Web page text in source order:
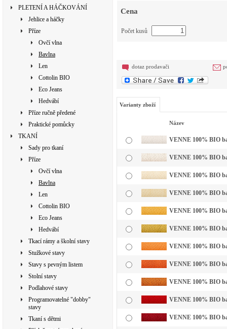
PLETENÍ A HÁČKOVÁNÍ
Jehlice a háčky
Příze
Ovčí vlna
Bavlna
Len
Cottolin BIO
Eco Jeans
Hedvábí
Příze ručně předené
Praktické pomůcky
TKANÍ
Sady pro tkaní
Příze
Ovčí vlna
Bavlna
Len
Cottolin BIO
Eco Jeans
Hedvábí
Tkací rámy a školní stavy
Stužkové stavy
Stavy s pevným listem
Stolní stavy
Podlahové stavy
Programovatelné "dobby"
stavy
Tkaní s dětmi
Cena
Počet kusů
dotaz prodavači
Varianty zboží
Název
VENNE 100% BIO
VENNE 100% BIO
VENNE 100% BIO
VENNE 100% BIO
VENNE 100% BIO
VENNE 100% BIO
VENNE 100% BIO
VENNE 100% BIO
VENNE 100% BIO
VENNE 100% BIO
VENNE 100% BIO